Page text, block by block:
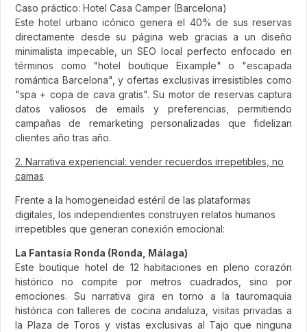
Caso práctico: Hotel Casa Camper (Barcelona)
Este hotel urbano icónico genera el 40% de sus reservas
directamente desde su página web gracias a un diseño
minimalista impecable, un SEO local perfecto enfocado en
términos como "hotel boutique Eixample" o "escapada
romántica Barcelona", y ofertas exclusivas irresistibles como
"spa + copa de cava gratis". Su motor de reservas captura
datos valiosos de emails y preferencias, permitiendo
campañas de remarketing personalizadas que fidelizan
clientes año tras año.
2. Narrativa experiencial: vender recuerdos irrepetibles, no
camas
Frente a la homogeneidad estéril de las plataformas
digitales, los independientes construyen relatos humanos
irrepetibles que generan conexión emocional:
La Fantasía Ronda (Ronda, Málaga)
Este boutique hotel de 12 habitaciones en pleno corazón
histórico no compite por metros cuadrados, sino por
emociones. Su narrativa gira en torno a la tauromaquia
histórica con talleres de cocina andaluza, visitas privadas a
la Plaza de Toros y vistas exclusivas al Tajo que ninguna